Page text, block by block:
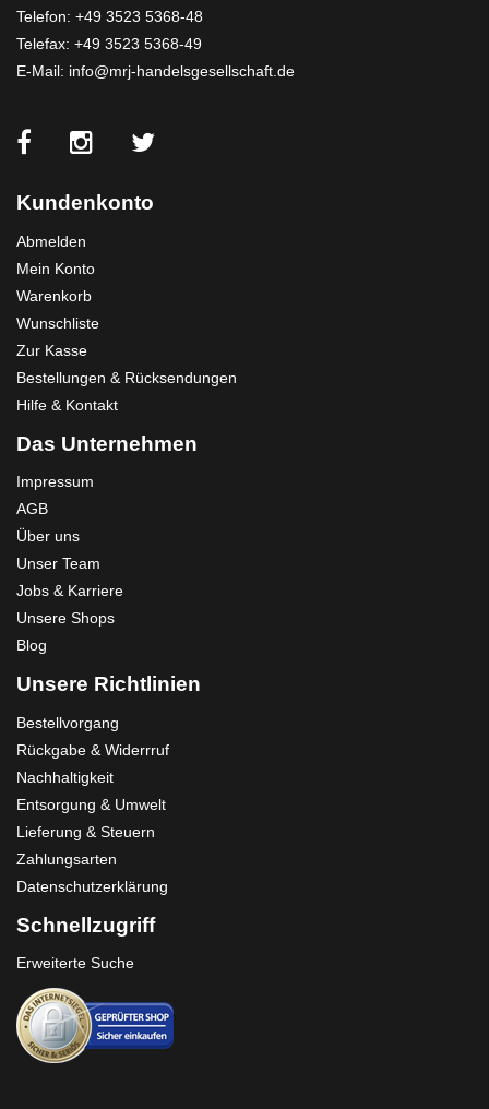
Telefon: +49 3523 5368-48
Telefax: +49 3523 5368-49
E-Mail: info@mrj-handelsgesellschaft.de
Kundenkonto
Abmelden
Mein Konto
Warenkorb
Wunschliste
Zur Kasse
Bestellungen & Rücksendungen
Hilfe & Kontakt
Das Unternehmen
Impressum
AGB
Über uns
Unser Team
Jobs & Karriere
Unsere Shops
Blog
Unsere Richtlinien
Bestellvorgang
Rückgabe & Widerrruf
Nachhaltigkeit
Entsorgung & Umwelt
Lieferung & Steuern
Zahlungsarten
Datenschutzerklärung
Schnellzugriff
Erweiterte Suche